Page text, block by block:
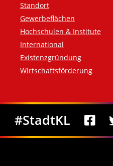
Standort
Gewerbeflächen
Hochschulen & Institute
International
Existenzgründung
Wirtschaftsförderung
Social Media
#StadtKL